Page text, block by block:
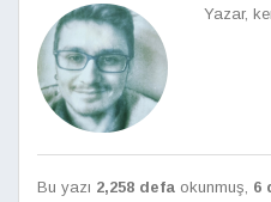
Yazar,
Bu yazı 2,258 defa okunmuş, 6